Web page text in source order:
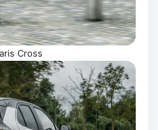
Cross